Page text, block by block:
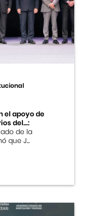
el apoyo de
del...:
de la
que J...